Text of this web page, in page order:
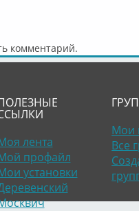
комментарий.
лента
профайл
установки
Мои
Все